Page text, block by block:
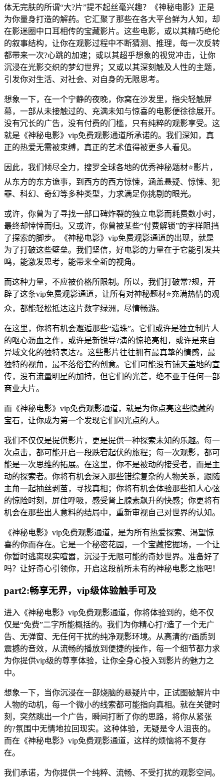
体无完肤的所谓“大?片”提不起丝毫兴趣？《神秘电影》正是
为你量身打造的解药。它汇聚了那些在各大平台鲜为人知，却
在影迷圈中口耳相传的宝藏影片。这些电影，或以其精巧绝伦
的叙事结构，让你在观影过程中不断猜测、推理，每一次反转
都带来一次?心跳的加速；或以其超乎想象的视觉冲击，让你
沉浸在光影交织的梦幻世界；又或以其深刻触及人性的主题，
引发你对生活、对社会、对自身的无限思考。
想象一下，在一个宁静的夜晚，你窝在沙发里，指尖轻触屏
幕，一部从未接触过的、充满未知与惊喜的电影便徐徐展开。
没有冗长的广告，没有付费的门槛，只有纯粹的观影享受。这
就是《神秘电影》vip免费观影通道所承诺的。我们深知，真
正的热爱无需被束缚，真正的艺术值得被更多人看见。
因此，我们倾尽全力，搜罗全球各地的优秀神秘题材⭐影片，
从东方的东方诡事，到西方的西方惊悚，涵盖悬疑、惊悚、犯
罪、科幻、奇幻等多种类型，力求满足你挑剔的眼光。
或许，你曾为了寻找一部口碑炸裂的独立电影而耗费数小时，
最终却悻悻而归。又或许，你曾被某些“付费解锁”的字样阻挡
了探索的脚步。《神秘电影》vip免费观影通道的出现，就是
为了打破这些壁垒。我们坚信，好电影的力量在于它能引发共
鸣，能激发思考，能带来全新的视角。
而这种力量，不应被价格所限制。所以，我们打破常?规，开
辟了这条vip免费观影通道，让所有对神秘题材⭐充满热情的观
众，都能轻松抵达这片数字绿洲，尽情畅游。
在这里，你将有机会邂逅那些“遗珠”。它们或许是独立制片人
的呕心沥血之作，或许是新锐导?演的惊艳亮相，或许是来自
异域文化的独特表达?。这些影片往往拥有最真挚的情感，最
独特的视角，最不落俗套的创意。它们可能没有铺天盖地的宣
传，没有流量明星的加持，但它们的光芒，绝不亚于任何一部
商业大片。
而《神秘电影》vip免费观影通道，就是为你点亮这些隐藏的
宝石，让你成为第一个发现它们闪光点的人。
我们不仅仅是提供影片，更是提供一种探索未知的乐趣。每一
次点击，都可能开启一段跌宕起伏的旅程；每一次观影，都可
能是一次思维的拓展。在这里，你不是被动的接受者，而是主
动的探索者。你将有机会深入那些错综复杂的人物关系，跟随
主角一起抽丝剥茧，寻找真相；你将有机会体验那些扣人心弦
的惊险时刻，屏住呼吸，感受肾上腺素飙升的快感；你更将有
机会在那些出人意料的结局中，重新审视自己对世界的认知。
《神秘电影》vip免费观影通道，是为所有热爱探索、渴望惊
喜的你而存在。它是一个秘密花园，一个宝藏挖掘场，一个让
你暂时逃离现实喧嚣，沉浸于无限可能的奇妙世界。准备好了
吗？让好奇心引领你，开启这段前所未有的神秘电影之旅吧！
part2:畅享无界，vip级体验触手可及
进入《神秘电影》vip免费观影通道，你将体验到的，绝不仅
仅是“免费”二字所能概括的。我们为你精心打?造了一个无广
告、无弹窗、无任何干扰的纯净观影环境。从高清的?画质到
震撼的音效，从流畅的播放到便捷的操作，每一个细节都力求
为你提供vip级的尊享体验，让你全身心投入到影片的魅力之
中。
想象一下，当你沉浸在一部烧脑的悬疑片中，正试图破解片中
人物的动机，每一个微小的线索都可能指向真相。就在关键时
刻，突然跳出一个广告，瞬间打断了你的思路，将你从紧张
的?氛围中无情地拉回现实。这种体验，无疑是令人沮丧的。
而在《神秘电影》vip免费观影通道，这样的烦恼将不复存
在。
我们承诺，为你提供一个纯粹、流畅、不受打扰的观影空间。